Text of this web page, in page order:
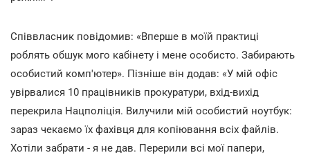
Співвласник повідомив: «Вперше в моїй практиці
роблять обшук мого кабінету і мене особисто. Забирають
особистий комп'ютер». Пізніше він додав: «У мій офіс
увірвалися 10 працівників прокуратури, вхід-вихід
перекрила Нацполіція. Вилучили мій особистий ноутбук:
зараз чекаємо їх фахівця для копіювання всіх файлів.
Хотіли забрати - я не дав. Перерили всі мої папери,